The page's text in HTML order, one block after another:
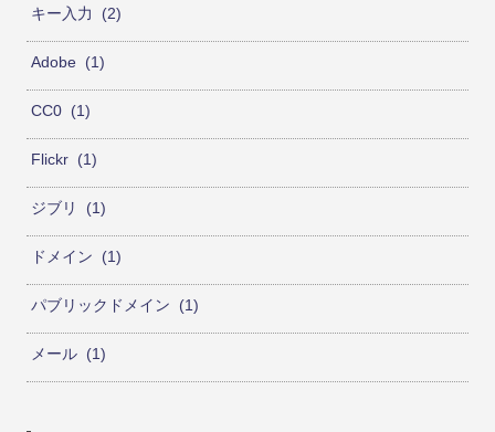
キー入力 2
Adobe 1
CC0 1
Flickr 1
ジブリ 1
ドメイン 1
パブリックドメイン 1
メール 1